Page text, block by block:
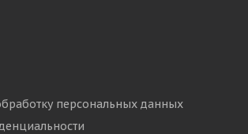
персональных данных